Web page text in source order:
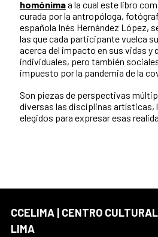
homónimaa la cual este libro
curada por la antropóloga,
española Inés Hernández López,
las que cada participante vuelca
acerca del impacto en sus vidas y
individuales, pero también
impuesto por la pandemia de la
Son piezas de perspectivas
diversas las disciplinas
elegidos para expresar esas
CCELIMA | CENTRO
LIMA